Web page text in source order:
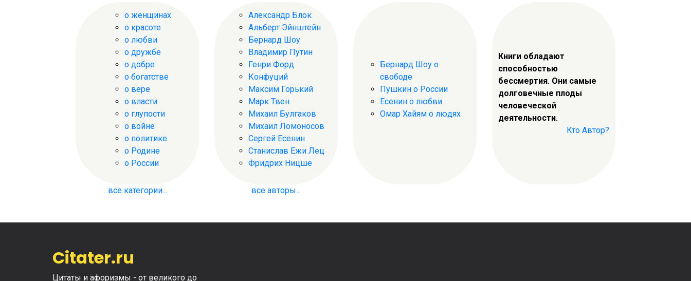
о женщинах
о красоте
о любви
о дружбе
о добре
о богатстве
о вере
о власти
о глупости
о войне
о политике
о Родине
о России
все категории...
Александр Блок
Альберт Эйнштейн
Бернард Шоу
Владимир Путин
Генри Форд
Конфуций
Максим Горький
Марк Твен
Михаил Булгаков
Михаил Ломоносов
Сергей Есенин
Станислав Ежи Лец
Фридрих Ницше
все авторы...
Бернард Шоу о
свободе
Пушкин о России
Есенин о любви
Омар Хайям о людях
Книги обладают
способностью
бессмертия. Они самые
долговечные плоды
человеческой
деятельности.
Кто Автор?
Citater.ru
Цитаты и афоризмы - от великого до